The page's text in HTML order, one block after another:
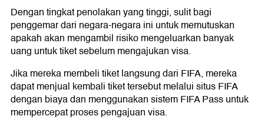
Dengan tingkat penolakan yang tinggi, sulit bagi
penggemar dari negara-negara ini untuk memutuskan
apakah akan mengambil risiko mengeluarkan banyak
uang untuk tiket sebelum mengajukan visa.
Jika mereka membeli tiket langsung dari FIFA, mereka
dapat menjual kembali tiket tersebut melalui situs FIFA
dengan biaya dan menggunakan sistem FIFA Pass untuk
mempercepat proses pengajuan visa.